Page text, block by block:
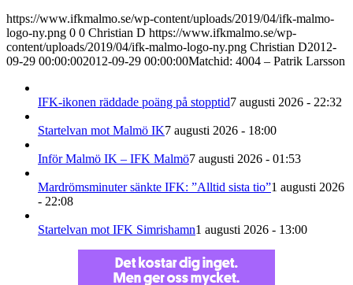
https://www.ifkmalmo.se/wp-content/uploads/2019/04/ifk-malmo-
logo-ny.png 0 0 Christian D https://www.ifkmalmo.se/wp-
content/uploads/2019/04/ifk-malmo-logo-ny.png Christian D2012-
09-29 00:00:002012-09-29 00:00:00Matchid: 4004 – Patrik Larsson
IFK-ikonen räddade poäng på stopptid7 augusti 2026 - 22:32
Startelvan mot Malmö IK7 augusti 2026 - 18:00
Inför Malmö IK – IFK Malmö7 augusti 2026 - 01:53
Mardrömsminuter sänkte IFK: ”Alltid sista tio”1 augusti 2026
- 22:08
Startelvan mot IFK Simrishamn1 augusti 2026 - 13:00